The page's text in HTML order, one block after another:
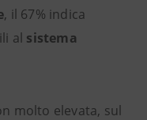
, il 67% indica
al sistema
molto elevata, sul